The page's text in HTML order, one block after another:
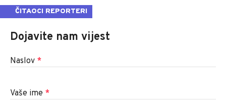
ČITAOCI REPORTERI
Dojavite nam vijest
Naslov *
Vaše ime *